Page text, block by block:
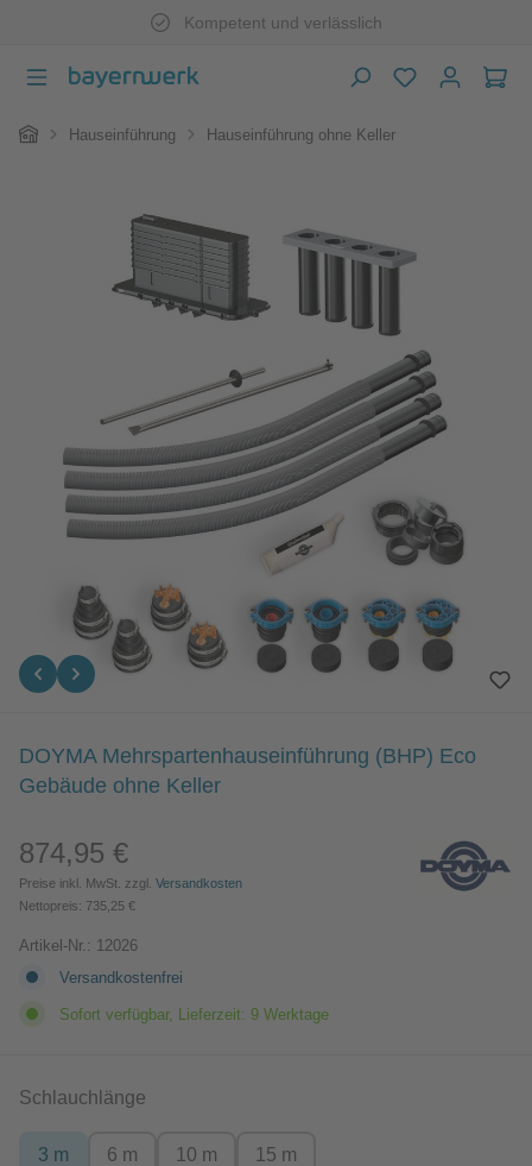
Zum Hauptinhalt springenKompetent und verlässlich
HomeHauseinführung Hauseinführung ohne Keller
DOYMA Mehrspartenhauseinführung (BHP) Eco
Gebäude ohne Keller
Regulärer Preis:
874,95 €
Preise inkl. MwSt. zzgl. Versandkosten
Nettopreis: 735,25 €
Artikel-Nr.: 12026
Versandkostenfrei
Sofort verfügbar, Lieferzeit: 9 Werktage
Schlauchlänge
3 m 6 m 10 m 15 m